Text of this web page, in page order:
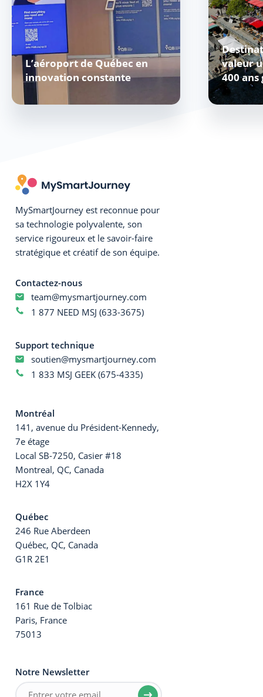
L’aéroport de Québec en
innovation constante
valeur
400
MySmartJourney est reconnue pour
sa technologie polyvalente, son
service rigoureux et le savoir-faire
stratégique et créatif de son équipe.
Contactez-nous
team@mysmartjourney.com
1 877 NEED MSJ (633-3675)
Support technique
soutien@mysmartjourney.com
1 833 MSJ GEEK (675-4335)
Montréal
141, avenue du Président-Kennedy,
7e étage
Local SB-7250, Casier #18
Montreal, QC, Canada
H2X 1Y4
Québec
246 Rue Aberdeen
Québec, QC, Canada
G1R 2E1
France
161 Rue de Tolbiac
Paris, France
75013
Notre Newsletter